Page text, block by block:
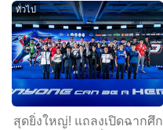
ทั่วไป
สุดยิ่งใหญ่! แถลงเปิดฉากศึก